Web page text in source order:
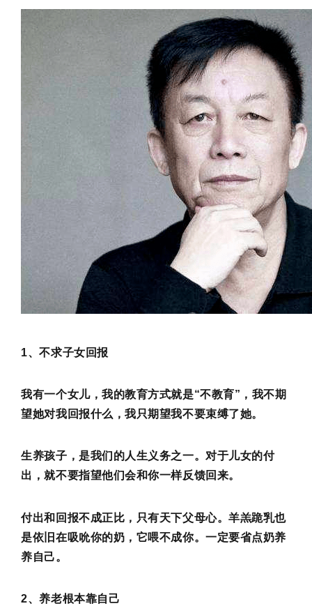
1、不求子女回报
我有一个女儿，我的教育方式就是“不教育”，我不期
望她对我回报什么，我只期望我不要束缚了她。
生养孩子，是我们的人生义务之一。对于儿女的付
出，就不要指望他们会和你一样反馈回来。
付出和回报不成正比，只有天下父母心。羊羔跪乳也
是依旧在吸吮你的奶，它喂不成你。一定要省点奶养
养自己。
2、养老根本靠自己